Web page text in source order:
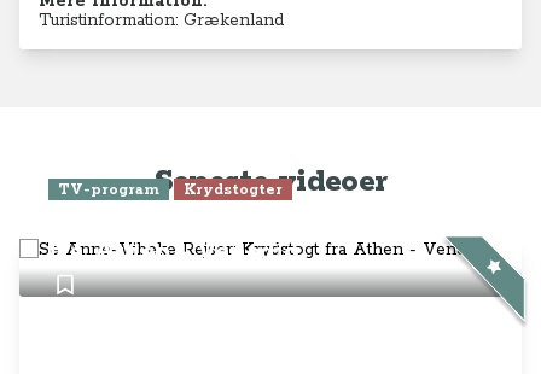
Turistinformation: Grækenland
Seneste videoer
TV-program Krydstogter
fra Athen - Venedig